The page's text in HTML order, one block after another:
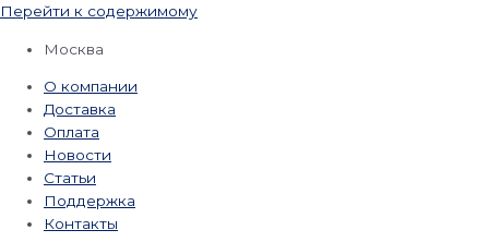
Перейти к содержимому
Москва
О компании
Доставка
Оплата
Новости
Статьи
Поддержка
Контакты